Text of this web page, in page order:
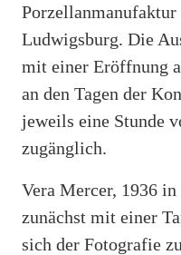
Porzellanmanufaktur
Ludwigsburg. Die
mit einer Eröffnung
an den Tagen der
jeweils eine Stunde
zugänglich.
Vera Mercer, 1936
zunächst mit einer
sich der Fotografie